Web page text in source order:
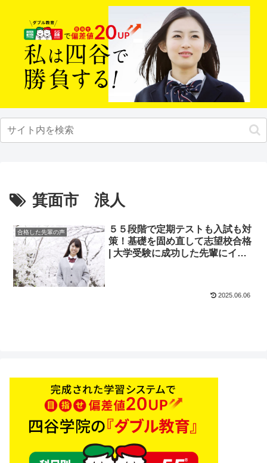
箕面市 浪人
合格した先輩の声
５５段階で定期テストも入試も対
策！基礎を固め直して志望校合格
| 大学受験に成功した先輩にイン
2025.06.06